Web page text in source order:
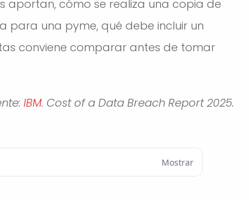
aportan, cómo se realiza una copia de
para una pyme, qué debe incluir un
conviene comparar antes de tomar
IBM. Cost of a Data Breach Report 2025.
Mostrar